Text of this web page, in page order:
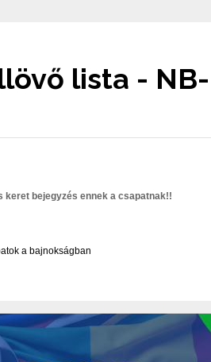
lista -
keret bejegyzés ennek a csapatnak!!
a bajnokságban